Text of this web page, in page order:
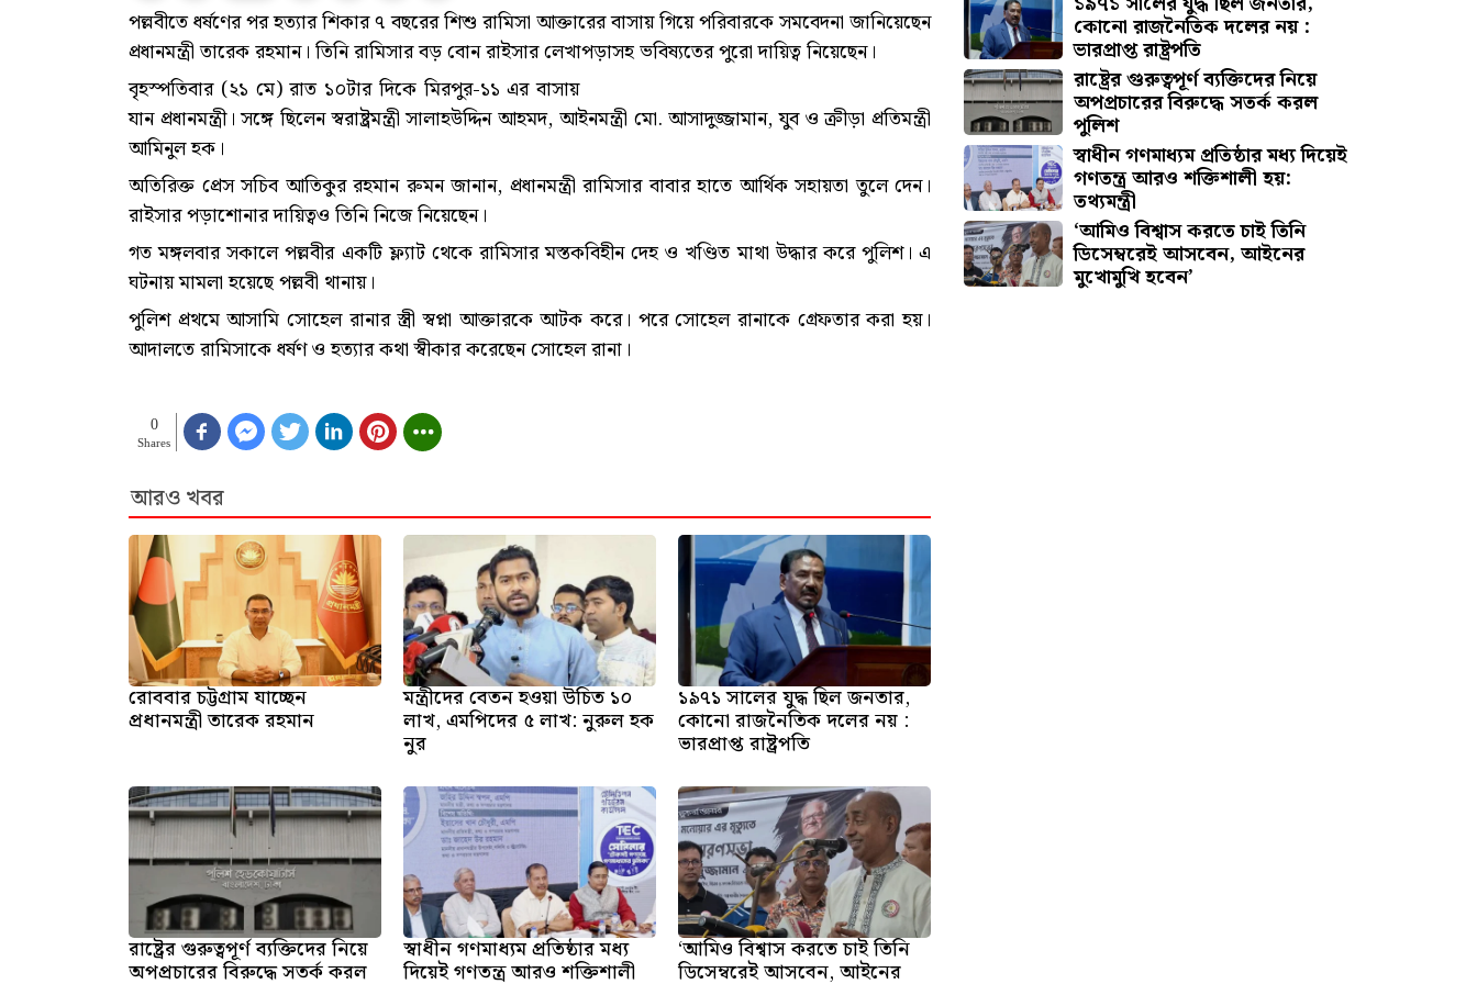
পল্লবীতে ধর্ষণের পর হত্যার শিকার ৭ বছরের শিশু রামিসা আক্তারের বাসায় গিয়ে পরিবারকে সমবেদনা জানিয়েছেন
প্রধানমন্ত্রী তারেক রহমান। তিনি রামিসার বড় বোন রাইসার লেখাপড়াসহ ভবিষ্যতের পুরো দায়িত্ব নিয়েছেন।
বৃহস্পতিবার (২১ মে) রাত ১০টার দিকে মিরপুর-১১ এর বাসায়
যান প্রধানমন্ত্রী। সঙ্গে ছিলেন স্বরাষ্ট্রমন্ত্রী সালাহউদ্দিন আহমদ, আইনমন্ত্রী মো. আসাদুজ্জামান, যুব ও ক্রীড়া প্রতিমন্ত্রী
আমিনুল হক।
অতিরিক্ত প্রেস সচিব আতিকুর রহমান রুমন জানান, প্রধানমন্ত্রী রামিসার বাবার হাতে আর্থিক সহায়তা তুলে দেন।
রাইসার পড়াশোনার দায়িত্বও তিনি নিজে নিয়েছেন।
গত মঙ্গলবার সকালে পল্লবীর একটি ফ্ল্যাট থেকে রামিসার মস্তকবিহীন দেহ ও খণ্ডিত মাথা উদ্ধার করে পুলিশ। এ
ঘটনায় মামলা হয়েছে পল্লবী থানায়।
পুলিশ প্রথমে আসামি সোহেল রানার স্ত্রী স্বপ্না আক্তারকে আটক করে। পরে সোহেল রানাকে গ্রেফতার করা হয়।
আদালতে রামিসাকে ধর্ষণ ও হত্যার কথা স্বীকার করেছেন সোহেল রানা।
0
Shares
আরও খবর
রোববার চট্টগ্রাম যাচ্ছেন
প্রধানমন্ত্রী তারেক রহমান
মন্ত্রীদের বেতন হওয়া উচিত ১০
লাখ, এমপিদের ৫ লাখ: নুরুল হক
নুর
১৯৭১ সালের যুদ্ধ ছিল জনতার,
কোনো রাজনৈতিক দলের নয় :
ভারপ্রাপ্ত রাষ্ট্রপতি
রাষ্ট্রের গুরুত্বপূর্ণ ব্যক্তিদের নিয়ে
অপপ্রচারের বিরুদ্ধে সতর্ক করল
স্বাধীন গণমাধ্যম প্রতিষ্ঠার মধ্য
দিয়েই গণতন্ত্র আরও শক্তিশালী
‘আমিও বিশ্বাস করতে চাই তিনি
ডিসেম্বরেই আসবেন, আইনের
কোনো রাজনৈতিক দলের নয় :
ভারপ্রাপ্ত রাষ্ট্রপতি
রাষ্ট্রের গুরুত্বপূর্ণ ব্যক্তিদের নিয়ে
অপপ্রচারের বিরুদ্ধে সতর্ক করল
পুলিশ
স্বাধীন গণমাধ্যম প্রতিষ্ঠার মধ্য দিয়েই
গণতন্ত্র আরও শক্তিশালী হয়:
তথ্যমন্ত্রী
‘আমিও বিশ্বাস করতে চাই তিনি
ডিসেম্বরেই আসবেন, আইনের
মুখোমুখি হবেন’